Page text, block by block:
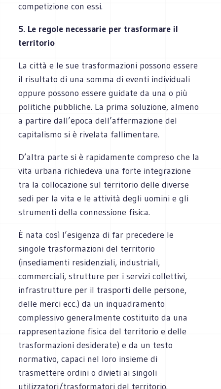
competizione con essi.
5. Le regole necessarie per trasformare il
territorio
La città e le sue trasformazioni possono essere
il risultato di una somma di eventi individuali
oppure possono essere guidate da una o più
politiche pubbliche. La prima soluzione, almeno
a partire dall’epoca dell’affermazione del
capitalismo si è rivelata fallimentare.
D’altra parte si è rapidamente compreso che la
vita urbana richiedeva una forte integrazione
tra la collocazione sul territorio delle diverse
sedi per la vita e le attività degli uomini e gli
strumenti della connessione fisica.
È nata così l’esigenza di far precedere le
singole trasformazioni del territorio
(insediamenti residenziali, industriali,
commerciali, strutture per i servizi collettivi,
infrastrutture per il trasporti delle persone,
delle merci ecc.) da un inquadramento
complessivo generalmente costituito da una
rappresentazione fisica del territorio e delle
trasformazioni desiderate) e da un testo
normativo, capaci nel loro insieme di
trasmettere ordini o divieti ai singoli
utilizzatori/trasformatori del territorio.